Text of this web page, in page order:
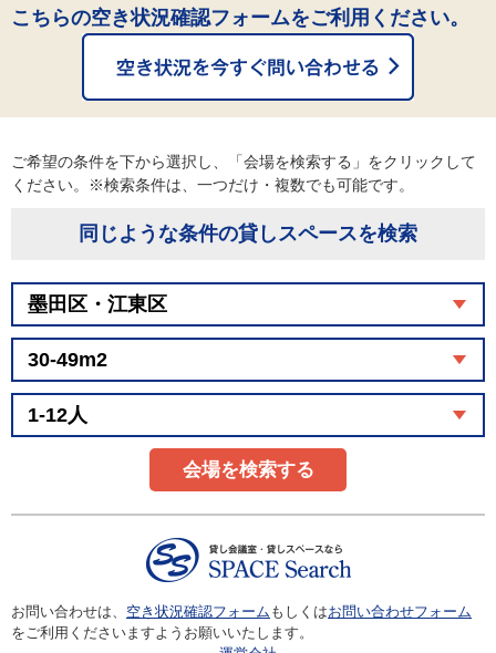
こちらの空き状況確認フォームをご利用ください。
ご希望の条件を下から選択し、「会場を検索する」をクリックして
ください。※検索条件は、一つだけ・複数でも可能です。
同じような条件の貸しスペースを検索
会場を検索する
お問い合わせは、 空き状況確認フォーム もしくはお問い合わせフォーム
をご利用くださいますようお願いいたします。